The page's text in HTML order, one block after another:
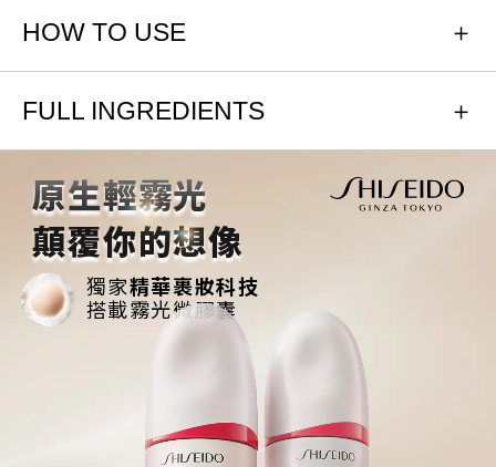
HOW TO USE
FULL INGREDIENTS
原生輕霧光
顛覆你的想像
獨家精華裹妝科技
搭載霧光微膠囊